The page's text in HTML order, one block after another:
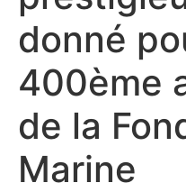
donné
400ème
de la
Marine